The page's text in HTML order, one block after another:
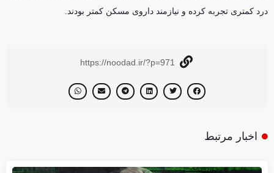
درد کمتری تجربه کرده و نیازمند داروی مسکن کمتر بودند.
https://noodad.ir/?p=971
اخبار مرتبط